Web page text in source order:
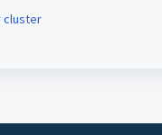
cluster